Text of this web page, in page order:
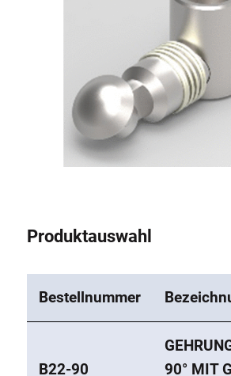
Rollbahnsystem
Produktauswahl
Bestellnummer
B22-90
90° MIT